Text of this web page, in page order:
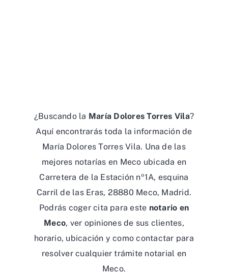
¿Buscando la María Dolores Torres Vila?
Aquí encontrarás toda la información de
María Dolores Torres Vila. Una de las
mejores notarías en Meco ubicada en
Carretera de la Estación nº1A, esquina
Carril de las Eras, 28880 Meco, Madrid.
Podrás coger cita para este notario en
Meco, ver opiniones de sus clientes,
horario, ubicación y como contactar para
resolver cualquier trámite notarial en
Meco.